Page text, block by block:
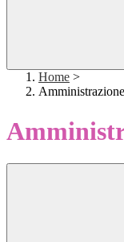
Home >